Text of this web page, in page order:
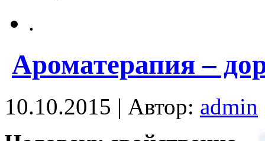
.
Ароматерапия –
10.10.2015 | Автор: admin